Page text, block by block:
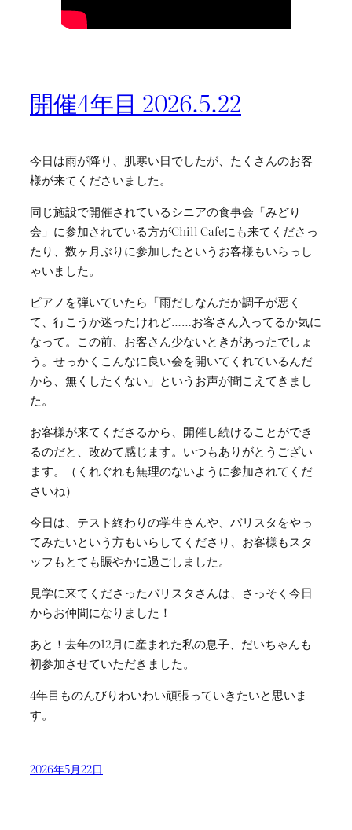
開催4年目 2026.5.22
今日は雨が降り、肌寒い日でしたが、たくさんのお客
様が来てくださいました。
同じ施設で開催されているシニアの食事会「みどり
会」に参加されている方がChill Cafeにも来てくださっ
たり、数ヶ月ぶりに参加したというお客様もいらっし
ゃいました。
ピアノを弾いていたら「雨だしなんだか調子が悪く
て、行こうか迷ったけれど……お客さん入ってるか気に
なって。この前、お客さん少ないときがあったでしょ
う。せっかくこんなに良い会を開いてくれているんだ
から、無くしたくない」というお声が聞こえてきまし
た。
お客様が来てくださるから、開催し続けることができ
るのだと、改めて感じます。いつもありがとうござい
ます。（くれぐれも無理のないように参加されてくだ
さいね）
今日は、テスト終わりの学生さんや、バリスタをやっ
てみたいという方もいらしてくださり、お客様もスタ
ッフもとても賑やかに過ごしました。
見学に来てくださったバリスタさんは、さっそく今日
からお仲間になりました！
あと！去年の12月に産まれた私の息子、だいちゃんも
初参加させていただきました。
4年目ものんびりわいわい頑張っていきたいと思いま
す。
2026年5月22日